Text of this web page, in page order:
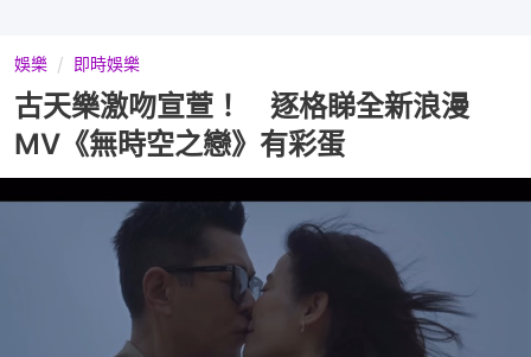
娛樂 即時娛樂
古天樂激吻宣萱！ 逐格睇全新浪漫
MV《無時空之戀》有彩蛋